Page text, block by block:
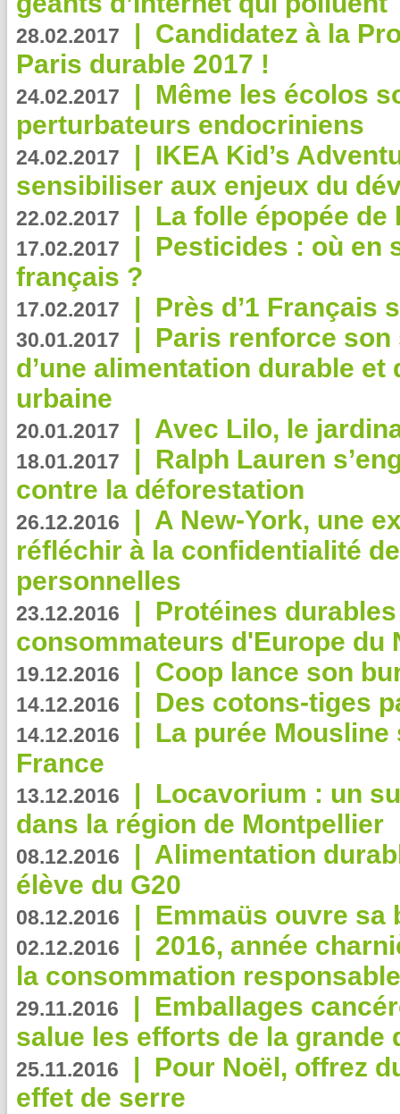
28.02.2017 | Candidatez à la
Paris durable 2017 !
24.02.2017 | Même les écolos
perturbateurs endocriniens
24.02.2017 | IKEA Kid’s
sensibiliser aux enjeux du
22.02.2017 | La folle épopée de
17.02.2017 | Pesticides : où en
français ?
17.02.2017 | Près d’1 Français
30.01.2017 | Paris renforce
d’une alimentation durable et
urbaine
20.01.2017 | Avec Lilo, le
18.01.2017 | Ralph Lauren
contre la déforestation
26.12.2016 | A New-York, une
réfléchir à la confidentialité
personnelles
23.12.2016 | Protéines
consommateurs d'Europe du
19.12.2016 | Coop lance son
14.12.2016 | Des cotons-tiges
14.12.2016 | La purée
France
13.12.2016 | Locavorium : un
dans la région de Montpellier
08.12.2016 | Alimentation
élève du G20
08.12.2016 | Emmaüs ouvre sa
02.12.2016 | 2016, année
la consommation
29.11.2016 | Emballages
salue les efforts de la grande
25.11.2016 | Pour Noël, offrez
effet de serre